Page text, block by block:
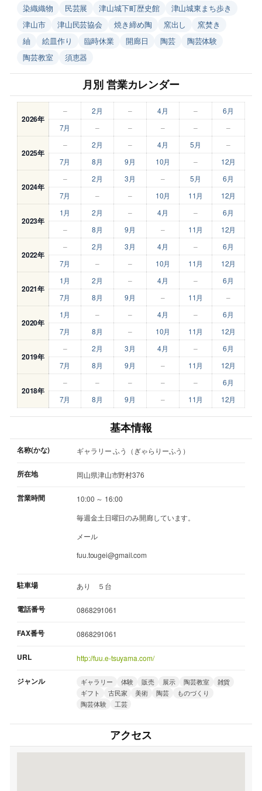
染織織物
民芸展 津山城下町歴史館
津山城東まち歩き
津山市
津山民芸協会 焼き締め陶 窯出し
窯焚き
紬
絵皿作り 臨時休業 開廊日 陶芸
陶芸体験
陶芸教室
須恵器
月別 営業カレンダー
2026年
– 2月 – 4月 –
6月
7月
– – – – –
2025年
– 2月 – 4月 5月
–
7月
8月 9月 10月 – 12月
2024年
– 2月 3月 – 5月
6月
7月
– – 10月 11月 12月
2023年
1月 2月 – 4月 –
6月
–
8月 9月 – 11月 12月
2022年
– 2月 3月 4月 –
6月
7月
– – 10月 11月 12月
2021年
1月 2月 – 4月 –
6月
7月
8月 9月 – 11月 –
2020年
1月 – – 4月 –
6月
7月
8月 – 10月 11月 12月
2019年
– 2月 3月 4月 –
6月
7月
8月 9月 – 11月 12月
2018年
– – – – –
6月
7月
8月 9月 – 11月 12月
基本情報
名称(かな) ギャラリー ふう（ぎゃらりーふう）
所在地 岡山県津山市野村376
営業時間
10:00 ～ 16:00
毎週金土日曜日のみ開廊しています。
メール
fuu.tougei@gmail.com
駐車場 あり ５台
電話番号 0868291061
FAX番号 0868291061
URL http://fuu.e-tsuyama.com/
ジャンル ギャラリー 体験 販売 展示 陶芸教室
雑貨
ギフト
古民家 美術 陶芸
ものづくり
陶芸体験
工芸
アクセス